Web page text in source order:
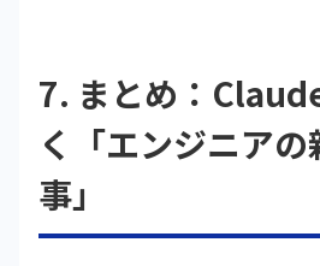
7. まとめ：
く「エンジニア
事」